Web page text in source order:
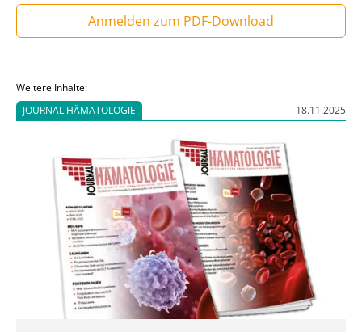
Anmelden zum PDF‑Download
Weitere Inhalte:
JOURNAL HÄMATOLOGIE
18.11.2025